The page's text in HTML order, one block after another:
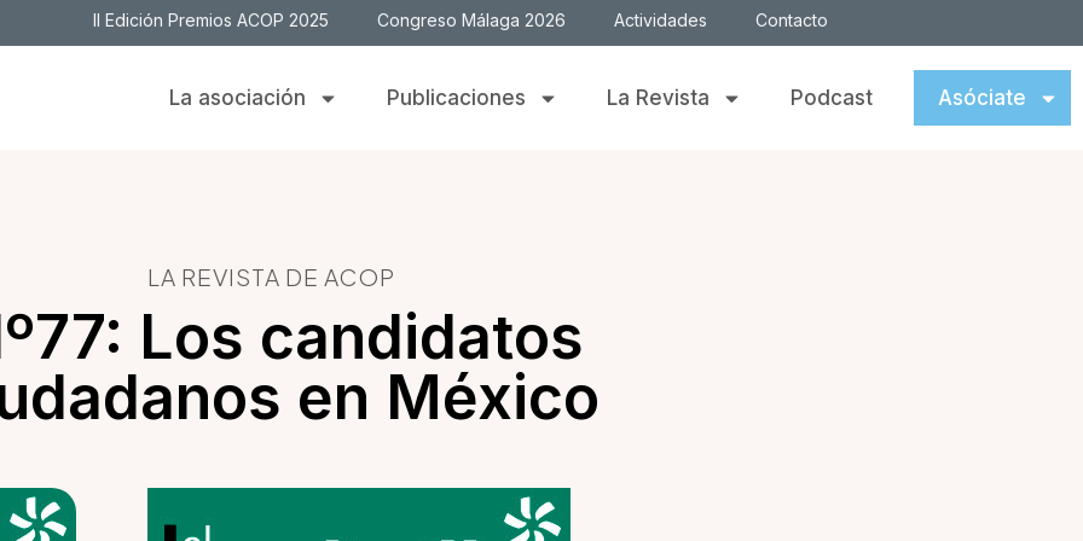
II Edición Premios ACOP 2025 Congreso Málaga 2026 Actividades Contacto
La asociación Publicaciones La Revista Podcast Asóciate
LA REVISTA DE ACOP
Los candidatos
en México